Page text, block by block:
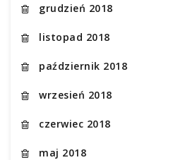
grudzień 2018
listopad 2018
październik 2018
wrzesień 2018
czerwiec 2018
maj 2018